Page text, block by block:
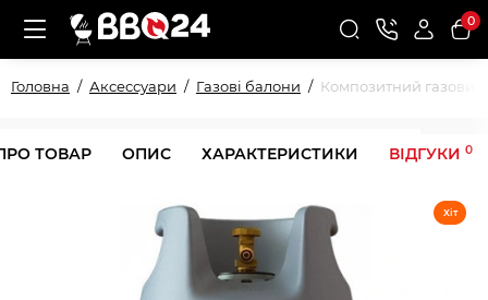
0
Головна Аксессуари Газові балони Композитний газовий
ТОВАР ОПИС ХАРАКТЕРИСТИКИ ВІДГУКИ 0
Хіт